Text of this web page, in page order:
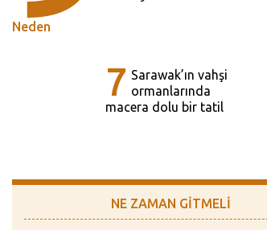
Neden
7 Sarawak’ın vahşi
ormanlarında
macera dolu bir tatil
NE ZAMAN GİTMELİ